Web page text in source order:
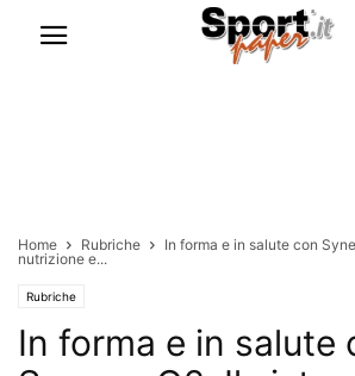
Home Rubriche
In forma e in salute con
nutrizione e...
Rubriche
In forma e in salute